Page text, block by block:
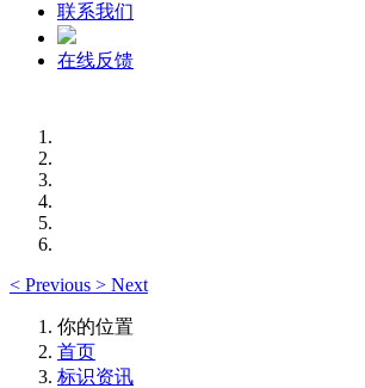
联系我们
在线反馈
< Previous > Next
你的位置
首页
标识资讯